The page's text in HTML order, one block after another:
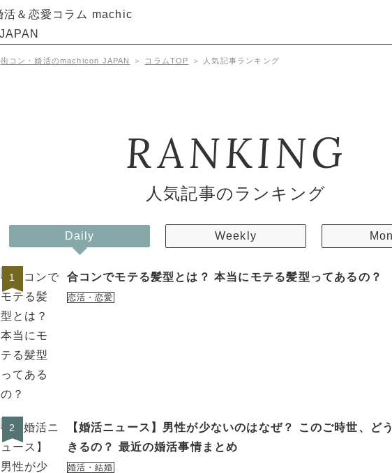
街コン・婚活のmachicon JAPAN ＞ コラムTOP ＞ 人気記事ランキング
RANKING
人気記事のランキング
Daily Weekly
1 合コンでモテる髪型とは？ 本当にモテる髪型ってあるの？
恋活・恋愛
2
【婚活ニュース】男性が少ないのはなぜ？ このご時世、ど
きるの？ 最近の婚活事情まとめ
婚活・結婚